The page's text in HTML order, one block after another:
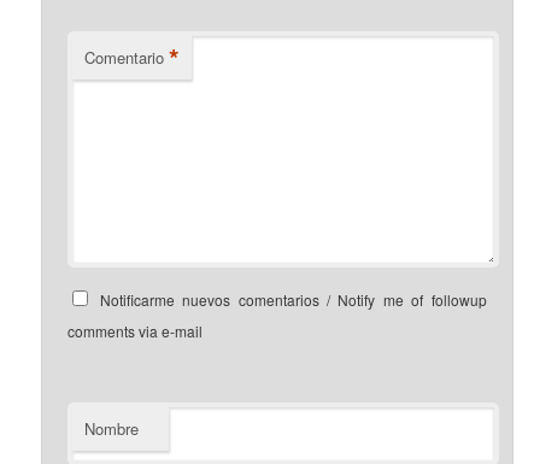
Comentario *
Notificarme nuevos comentarios / Notify me of followup
comments via e-mail
Nombre